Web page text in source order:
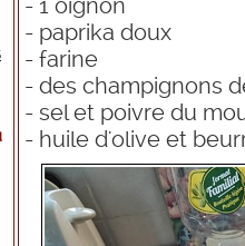
- 1 oignon
- paprika doux
- farine
- des champignons
- sel et poivre du
- huile d'olive et